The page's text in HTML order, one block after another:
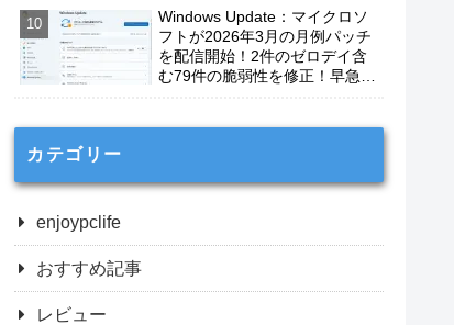
Windows Update：マイクロソ
フトが2026年3月の月例パッチ
を配信開始！2件のゼロデイ含
む79件の脆弱性を修正！早急に
カテゴリー
enjoypclife
おすすめ記事
レビュー